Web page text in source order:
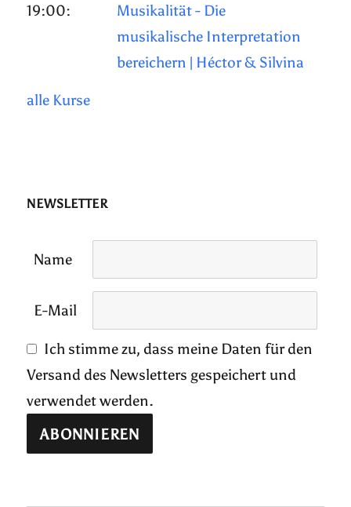
19:00:
Musikalität - Die
musikalische Interpretation
bereichern | Héctor & Silvina
alle Kurse
NEWSLETTER
Name
E-Mail
Ich stimme zu, dass meine Daten für den
Versand des Newsletters gespeichert und
verwendet werden.